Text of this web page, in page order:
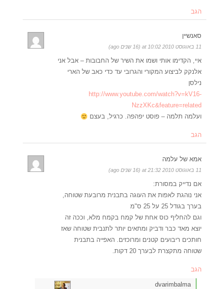
הגב
סאנשיין
11 באוגוסט 2010 at 10:02 (16 שנים ago)
איי, הקדימו אותי ושמו את השיר של החבובות – אבל אני
אלנקק לביצוע המקורי והגרובי עד כדי כאב של הארי
נילסן
http://www.youtube.com/watch?v=kV16-
NzzXKc&feature=related
ועלמה תלמה – פוסט יפהפה. כרגיל, בעצם
הגב
אמא של עלמה
11 באוגוסט 2010 at 21:32 (16 שנים ago)
אם נדייק במסורת:
אני נוהגת לאפות את העוגה בתבנית מרובעת שטוחה,
בערך בגודל 25 על 25 ס"מ
וגם להחליף כוס אחת של קמח בקמח מלא, וככה זה
יוצא מאד כבר ודביק ומתאים יותר לתנבית שטוחה שאז
חותכים ריבועים קטנים ומרוכזים. האפייה בתבנית
שטוחה מתקצרת לבערך 20 דקות.
הגב
dvarimbalma